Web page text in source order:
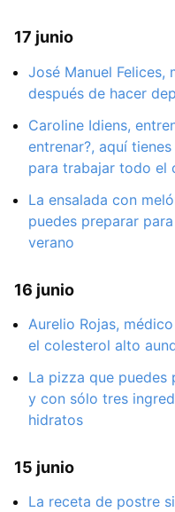
17 junio
José Manuel Felices,
después de hacer
Caroline Idiens,
entrenar?, aquí
para trabajar todo el
La ensalada con
puedes preparar
verano
16 junio
Aurelio Rojas,
el colesterol alto
La pizza que puedes
y con sólo tres
hidratos
15 junio
La receta de postre